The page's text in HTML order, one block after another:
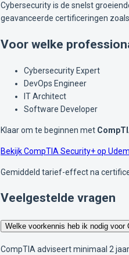
Cybersecurity is de snelst
geavanceerde certificeringen zoals
Voor welke
Cybersecurity Expert
DevOps Engineer
IT Architect
Software Developer
Klaar om te beginnen met
Bekijk CompTIA Security+ op
Gemiddeld tarief-effect na
Veelgestelde vragen
Welke voorkennis heb ik nodig voor
CompTIA adviseert minimaal 2